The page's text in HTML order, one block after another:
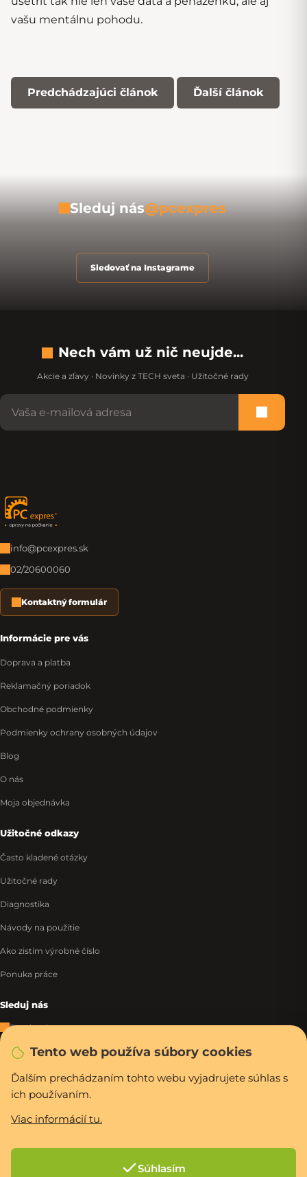
Tento web používa súbory cookies
Ďalším prechádzaním tohto webu vyjadrujete súhlas s
ich používaním.
Viac informácií tu.
Súhlasím
vašu mentálnu pohodu.
Predchádzajúci článok Ďalší článok
Sleduj nás@pcexpres
Sledovať na Instagrame
Nech vám už nič neujde...
Akcie a zľavy · Novinky z TECH sveta · Užitočné rady
Zápätie
info@pcexpres.sk
02/20600060
Kontaktný formulár
Informácie pre vás
Doprava a platba
Reklamačný poriadok
Obchodné podmienky
Podmienky ochrany osobných údajov
Blog
O nás
Moja objednávka
Užitočné odkazy
Často kladené otázky
Užitočné rady
Diagnostika
Návody na použitie
Ako zistím výrobné číslo
Ponuka práce
Sleduj nás
Facebook
Instagram
Tiktok
WhatsApp